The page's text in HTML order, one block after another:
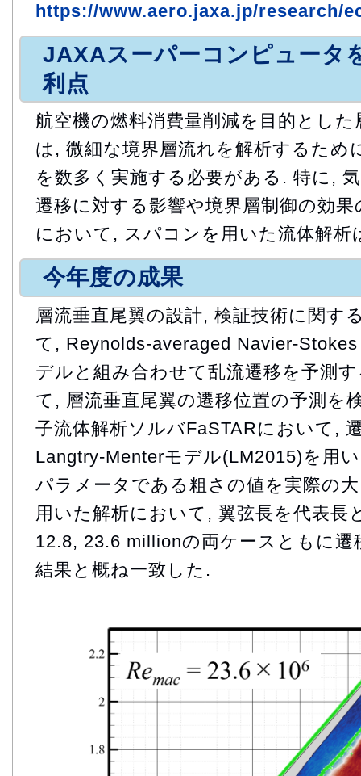
https://www.aero.jaxa.jp/research/
JAXAスーパーコンピュータ
利点
航空機の燃料消費量削減を目的とし
は, 微細な境界層流れを解析するため
を数多く実施する必要がある. 特に,
遷移に対する影響や境界層制御の効
において, スパコンを用いた流体解析
今年度の成果
層流垂直尾翼の設計, 検証技術に関す
て, Reynolds-averaged Navier-
デルと組み合わせて乱流遷移を予測
て, 層流垂直尾翼の遷移位置の予測を
子流体解析ソルバFaSTARにおいて,
Langtry-Menterモデル(LM2015)を用
パラメータである粗さの値を実際の
用いた解析において, 翼弦長を代表長
12.8, 23.6 millionの両ケースともに遷
結果と概ね一致した.